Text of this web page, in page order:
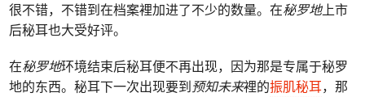
很不错，不错到在档案裡加进了不少的数量。在秘罗地上市
后秘耳也大受好评。
在秘罗地环境结束后秘耳便不再出现，因为那是专属于秘罗
地的东西。秘耳下一次出现要到预知未来裡的振肌秘耳，那